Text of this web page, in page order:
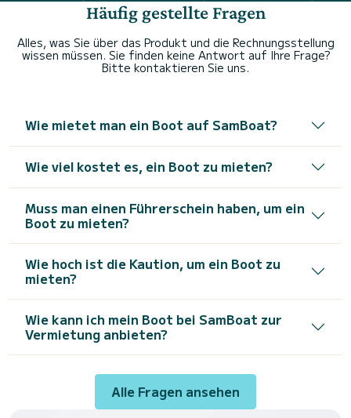
Häufig gestellte Fragen
Alles, was Sie über das Produkt und die Rechnungsstellung
wissen müssen. Sie finden keine Antwort auf Ihre Frage?
Bitte kontaktieren Sie uns.
Wie mietet man ein Boot auf SamBoat?
Wie viel kostet es, ein Boot zu mieten?
Muss man einen Führerschein haben, um ein
Boot zu mieten?
Wie hoch ist die Kaution, um ein Boot zu
mieten?
Wie kann ich mein Boot bei SamBoat zur
Vermietung anbieten?
Alle Fragen ansehen